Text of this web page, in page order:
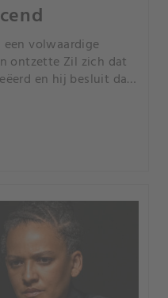
volwaardige
ontzette Zil zich dat
en hij besluit dat